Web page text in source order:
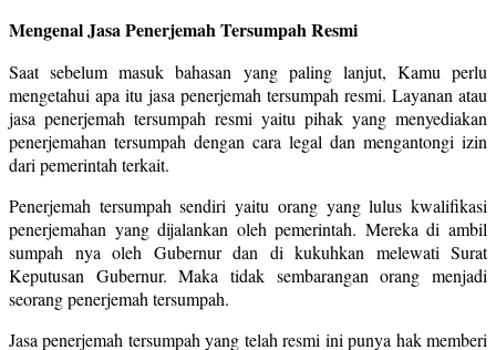
Mengenal Jasa Penerjemah Tersumpah Resmi
Saat sebelum masuk bahasan yang paling lanjut, Kamu perlu
mengetahui apa itu jasa penerjemah tersumpah resmi. Layanan atau
jasa penerjemah tersumpah resmi yaitu pihak yang menyediakan
penerjemahan tersumpah dengan cara legal dan mengantongi izin
dari pemerintah terkait.
Penerjemah tersumpah sendiri yaitu orang yang lulus kwalifikasi
penerjemahan yang dijalankan oleh pemerintah. Mereka di ambil
sumpah nya oleh Gubernur dan di kukuhkan melewati Surat
Keputusan Gubernur. Maka tidak sembarangan orang menjadi
seorang penerjemah tersumpah.
Jasa penerjemah tersumpah yang telah resmi ini punya hak memberi